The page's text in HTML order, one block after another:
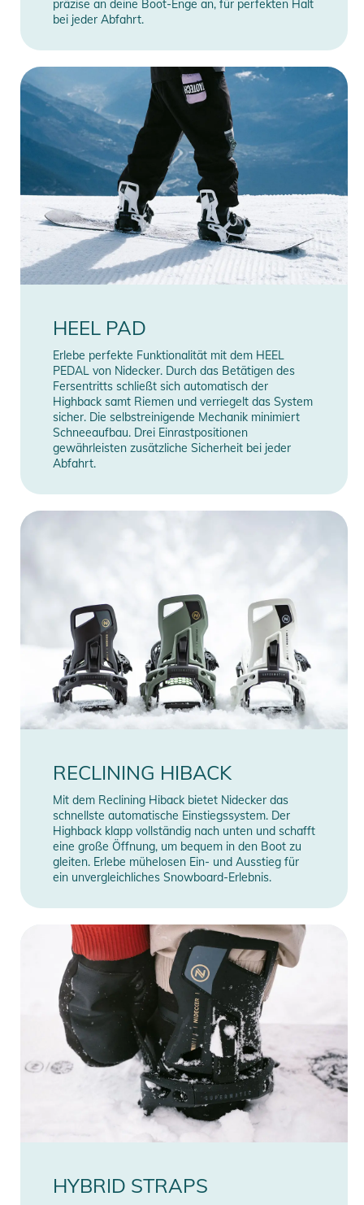
präzise an deine Boot-Enge an, für perfekten Halt
bei jeder Abfahrt.
HEEL PAD
Erlebe perfekte Funktionalität mit dem HEEL
PEDAL von Nidecker. Durch das Betätigen des
Fersentritts schließt sich automatisch der
Highback samt Riemen und verriegelt das System
sicher. Die selbstreinigende Mechanik minimiert
Schneeaufbau. Drei Einrastpositionen
gewährleisten zusätzliche Sicherheit bei jeder
Abfahrt.
RECLINING HIBACK
Mit dem Reclining Hiback bietet Nidecker das
schnellste automatische Einstiegssystem. Der
Highback klapp vollständig nach unten und schafft
eine große Öffnung, um bequem in den Boot zu
gleiten. Erlebe mühelosen Ein- und Ausstieg für
ein unvergleichliches Snowboard-Erlebnis.
HYBRID STRAPS